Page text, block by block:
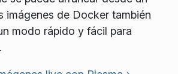
imágenes de Docker también
modo rápido y fácil para